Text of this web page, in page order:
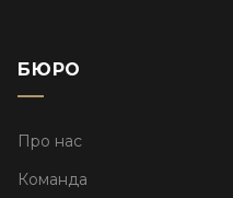
БЮРО
Про нас
Команда